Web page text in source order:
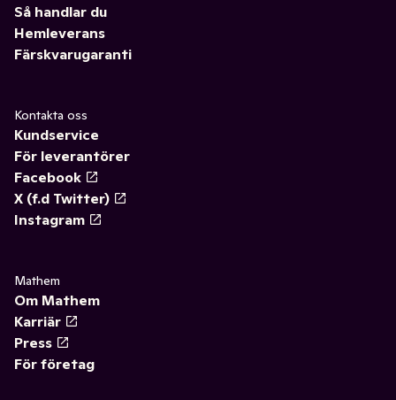
Så handlar du
Hemleverans
Färskvarugaranti
Kontakta oss
Kundservice
För leverantörer
Facebook
X (f.d Twitter)
Instagram
Mathem
Om Mathem
Karriär
Press
För företag